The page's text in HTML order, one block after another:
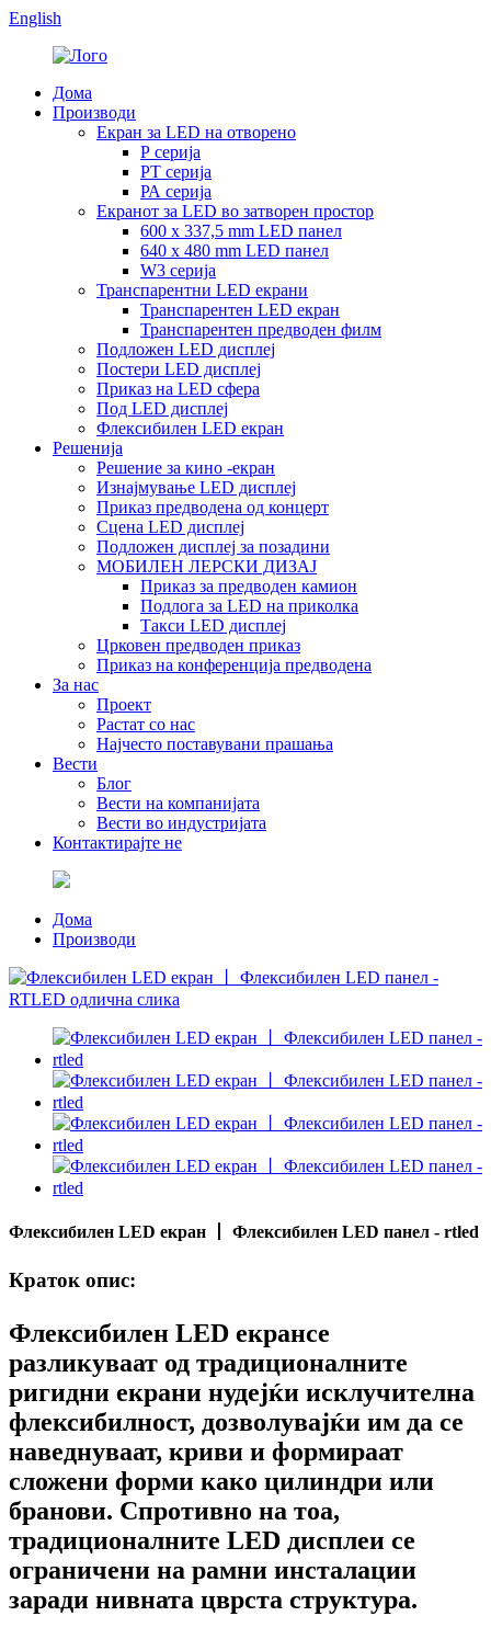
English
Дома
Производи
Екран за LED на отворено
Р серија
РТ серија
РА серија
Екранот за LED во затворен простор
600 x 337,5 mm LED панел
640 x 480 mm LED панел
W3 серија
Транспарентни LED екрани
Транспарентен LED екран
Транспарентен предводен филм
Подложен LED дисплеј
Постери LED дисплеј
Приказ на LED сфера
Под LED дисплеј
Флексибилен LED екран
Решенија
Решение за кино -екран
Изнајмување LED дисплеј
Приказ предводена од концерт
Сцена LED дисплеј
Подложен дисплеј за позадини
МОБИЛЕН ЛЕРСКИ ДИЗАЈ
Приказ за предводен камион
Подлога за LED на приколка
Такси LED дисплеј
Црковен предводен приказ
Приказ на конференција предводена
За нас
Проект
Растат со нас
Најчесто поставувани прашања
Вести
Блог
Вести на компанијата
Вести во индустријата
Контактирајте не
Дома
Производи
Флексибилен LED екран 丨 Флексибилен LED панел - rtled
Краток опис:
Флексибилен LED екрансе
разликуваат од традиционалните
ригидни екрани нудејќи исклучителна
флексибилност, дозволувајќи им да се
наведнуваат, криви и формираат
сложени форми како цилиндри или
бранови. Спротивно на тоа,
традиционалните LED дисплеи се
ограничени на рамни инсталации
заради нивната цврста структура.